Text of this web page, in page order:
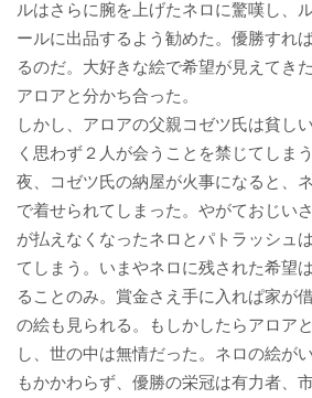
ルはさらに腕を上げたネロに驚嘆し、
ールに出品するよう勧めた。優勝すれ
るのだ。大好きな絵で希望が見えてき
アロアと分かち合った。
しかし、アロアの父親コゼツ氏は貧し
く思わず２人が会うことを禁じてしま
夜、コゼツ氏の納屋が火事になると、
で着せられてしまった。やがておじい
が払えなくなったネロとパトラッシュ
てしまう。いまやネロに残された希望
ることのみ。賞金さえ手に入れぱ家が
の絵も見られる。もしかしたらアロア
し、世の中は無情だった。ネロの絵が
もかかわらず、優勝の栄冠は有力者、